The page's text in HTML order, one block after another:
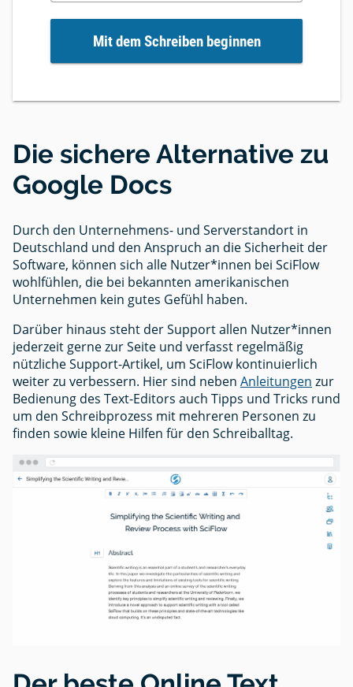
Mit dem Schreiben beginnen
Die sichere Alternative zu
Google Docs
Durch den Unternehmens- und Serverstandort in
Deutschland und den Anspruch an die Sicherheit der
Software, können sich alle Nutzer*innen bei SciFlow
wohlfühlen, die bei bekannten amerikanischen
Unternehmen kein gutes Gefühl haben.
Darüber hinaus steht der Support allen Nutzer*innen
jederzeit gerne zur Seite und verfasst regelmäßig
nützliche Support-Artikel, um SciFlow kontinuierlich
weiter zu verbessern. Hier sind neben Anleitungen zur
Bedienung des Text-Editors auch Tipps und Tricks rund
um den Schreibprozess mit mehreren Personen zu
finden sowie kleine Hilfen für den Schreiballtag.